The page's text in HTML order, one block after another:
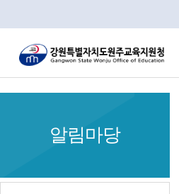
알림마당